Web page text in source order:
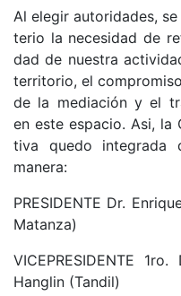
Al ele­gir au­to­ri­da­des,
te­rio la ne­ce­si­dad de
dad de nues­tra
te­rri­to­rio, el
de la me­dia­ción y el
en es­te es­pa­cio. Asi,
ti­va que­do in­te­gra­da
ma­ne­ra:
PRE­SI­DEN­TE Dr.
Ma­tan­za)
VI­CE­PRE­SI­DEN­TE
Han­glin (Tan­di­l)